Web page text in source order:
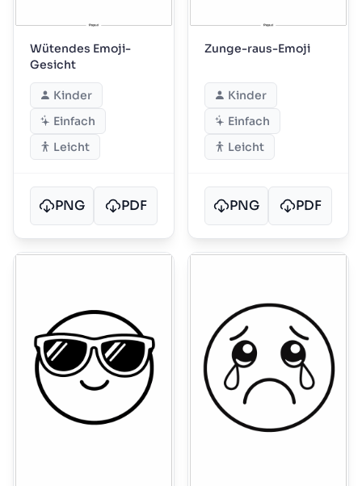
Wütendes Emoji-
Gesicht
Kinder
Einfach
Leicht
PNG PDF
Zunge-raus-Emoji
Kinder
Einfach
Leicht
PNG PDF